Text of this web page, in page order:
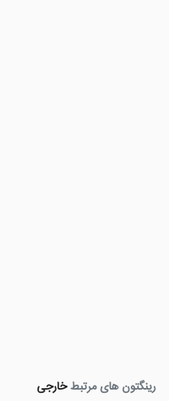
رینگتون های مرتبطخارجی